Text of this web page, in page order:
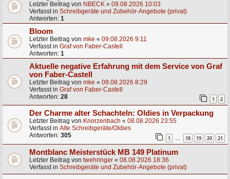
Letzter Beitrag von NBECK « 09.08.2026 10:03
Verfasst in Schreibgeräte und Zubehör-Angebote (privat)
Antworten: 1
Bloom
Letzter Beitrag von mke « 09.08.2026 9:11
Verfasst in Graf von Faber-Castell
Antworten: 1
Aktuelle negative Erfahrung mit dem Service von Graf
von Faber-Castell
Letzter Beitrag von mke « 09.08.2026 8:29
Verfasst in Graf von Faber-Castell
Antworten: 28 1 2
Der Charme alter Schachteln: Oldies in Verpackung
Letzter Beitrag von Knorzenbach « 08.08.2026 23:55
Verfasst in Alte Schreibgeräte/Oldies
Antworten: 305 1 … 18 19 20 21
Montblanc Meisterstück MB 149 Platinum
Letzter Beitrag von twehringer « 08.08.2026 18:36
Verfasst in Schreibgeräte und Zubehör-Angebote (privat)